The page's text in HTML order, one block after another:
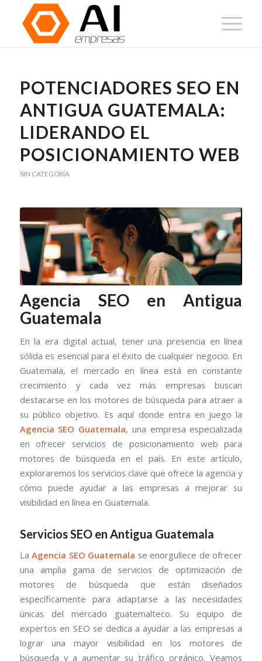
POTENCIADORES SEO EN
ANTIGUA GUATEMALA:
LIDERANDO EL
POSICIONAMIENTO WEB
SIN CATEGORÍA
Agencia SEO en Antigua
Guatemala
En la era digital actual, tener una presencia en línea
sólida es esencial para el éxito de cualquier negocio. En
Guatemala, el mercado en línea está en constante
crecimiento y cada vez más empresas buscan
destacarse en los motores de búsqueda para atraer a
su público objetivo. Es aquí donde entra en juego la
Agencia SEO Guatemala, una empresa especializada
en ofrecer servicios de posicionamiento web para
motores de búsqueda en el país. En este artículo,
exploraremos los servicios clave que ofrece la agencia y
cómo puede ayudar a las empresas a mejorar su
visibilidad en línea en Guatemala.
Servicios SEO en Antigua Guatemala
LaAgencia SEO Guatemala se enorgullece de ofrecer
una amplia gama de servicios de optimización de
motores de búsqueda que están diseñados
específicamente para adaptarse a las necesidades
únicas del mercado guatemalteco. Su equipo de
expertos en SEO se dedica a ayudar a las empresas a
lograr una mayor visibilidad en los motores de
búsqueda y a aumentar su tráfico orgánico. Veamos